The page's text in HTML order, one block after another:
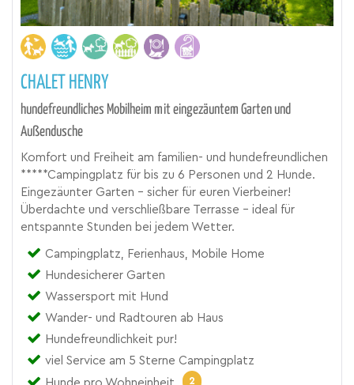
CHALET HENRY
hundefreundliches Mobilheim mit eingezäuntem Garten und
Außendusche
Komfort und Freiheit am familien- und hundefreundlichen
*****Campingplatz für bis zu 6 Personen und 2 Hunde.
Eingezäunter Garten – sicher für euren Vierbeiner!
Überdachte und verschließbare Terrasse - ideal für
entspannte Stunden bei jedem Wetter.
Campingplatz, Ferienhaus, Mobile Home
Hundesicherer Garten
Wassersport mit Hund
Wander- und Radtouren ab Haus
Hundefreundlichkeit pur!
viel Service am 5 Sterne Campingplatz
2